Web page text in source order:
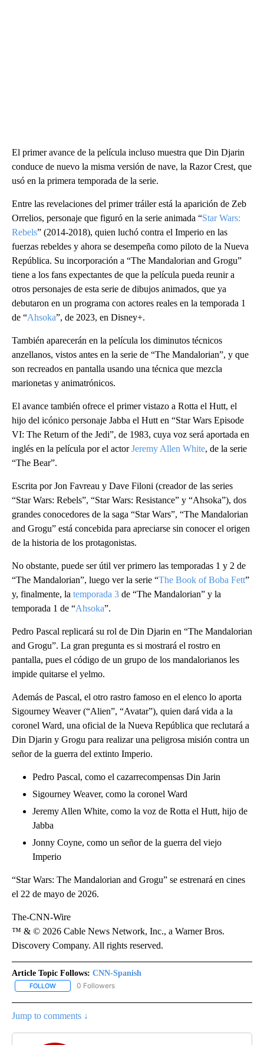
El primer avance de la película incluso muestra que Din Djarin
conduce de nuevo la misma versión de nave, la Razor Crest, que
usó en la primera temporada de la serie.
Entre las revelaciones del primer tráiler está la aparición de Zeb
Orrelios, personaje que figuró en la serie animada “Star Wars:
Rebels” (2014-2018), quien luchó contra el Imperio en las
fuerzas rebeldes y ahora se desempeña como piloto de la Nueva
República. Su incorporación a “The Mandalorian and Grogu”
tiene a los fans expectantes de que la película pueda reunir a
otros personajes de esta serie de dibujos animados, que ya
debutaron en un programa con actores reales en la temporada 1
de “Ahsoka”, de 2023, en Disney+.
También aparecerán en la película los diminutos técnicos
anzellanos, vistos antes en la serie de “The Mandalorian”, y que
son recreados en pantalla usando una técnica que mezcla
marionetas y animatrónicos.
El avance también ofrece el primer vistazo a Rotta el Hutt, el
hijo del icónico personaje Jabba el Hutt en “Star Wars Episode
VI: The Return of the Jedi”, de 1983, cuya voz será aportada en
inglés en la película por el actorJeremy Allen White, de la serie
“The Bear”.
Escrita por Jon Favreau y Dave Filoni (creador de las series
“Star Wars: Rebels”, “Star Wars: Resistance” y “Ahsoka”), dos
grandes conocedores de la saga “Star Wars”, “The Mandalorian
and Grogu” está concebida para apreciarse sin conocer el origen
de la historia de los protagonistas.
No obstante, puede ser útil ver primero las temporadas 1 y 2 de
“The Mandalorian”, luego ver la serie “The Book of Boba Fett”
y, finalmente, la temporada 3 de “The Mandalorian” y la
temporada 1 de “Ahsoka”.
Pedro Pascal replicará su rol de Din Djarin en “The Mandalorian
and Grogu”. La gran pregunta es si mostrará el rostro en
pantalla, pues el código de un grupo de los mandalorianos les
impide quitarse el yelmo.
Además de Pascal, el otro rastro famoso en el elenco lo aporta
Sigourney Weaver (“Alien”, “Avatar”), quien dará vida a la
coronel Ward, una oficial de la Nueva República que reclutará a
Din Djarin y Grogu para realizar una peligrosa misión contra un
señor de la guerra del extinto Imperio.
Pedro Pascal, como el cazarrecompensas Din Jarin
Sigourney Weaver, como la coronel Ward
Jeremy Allen White, como la voz de Rotta el Hutt, hijo de
Jabba
Jonny Coyne, como un señor de la guerra del viejo
Imperio
“Star Wars: The Mandalorian and Grogu” se estrenará en cines
el 22 de mayo de 2026.
The-CNN-Wire
™ & © 2026 Cable News Network, Inc., a Warner Bros.
Discovery Company. All rights reserved.
Article Topic Follows: CNN-Spanish
FOLLOW FOLLOW "CNN-SPANISH" TO RECEIVE NOTIFICATIONS ABOUT
0 Followers
Jump to comments ↓